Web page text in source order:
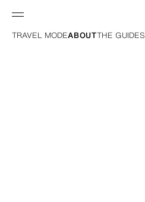
TRAVEL MODEABOUTTHE GUIDES